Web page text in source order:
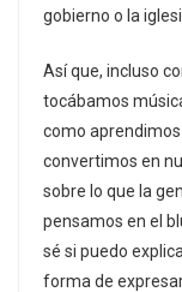
gobierno o la
Así que, incluso
tocábamos
como aprendimos
convertimos en
sobre lo que la
pensamos en el
sé si puedo
forma de